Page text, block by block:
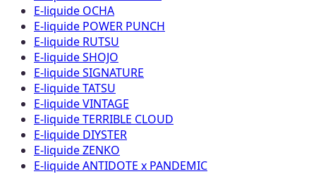
E-liquide OCHA
E-liquide POWER PUNCH
E-liquide RUTSU
E-liquide SHOJO
E-liquide SIGNATURE
E-liquide TATSU
E-liquide VINTAGE
E-liquide TERRIBLE CLOUD
E-liquide DIYSTER
E-liquide ZENKO
E-liquide ANTIDOTE x PANDEMIC